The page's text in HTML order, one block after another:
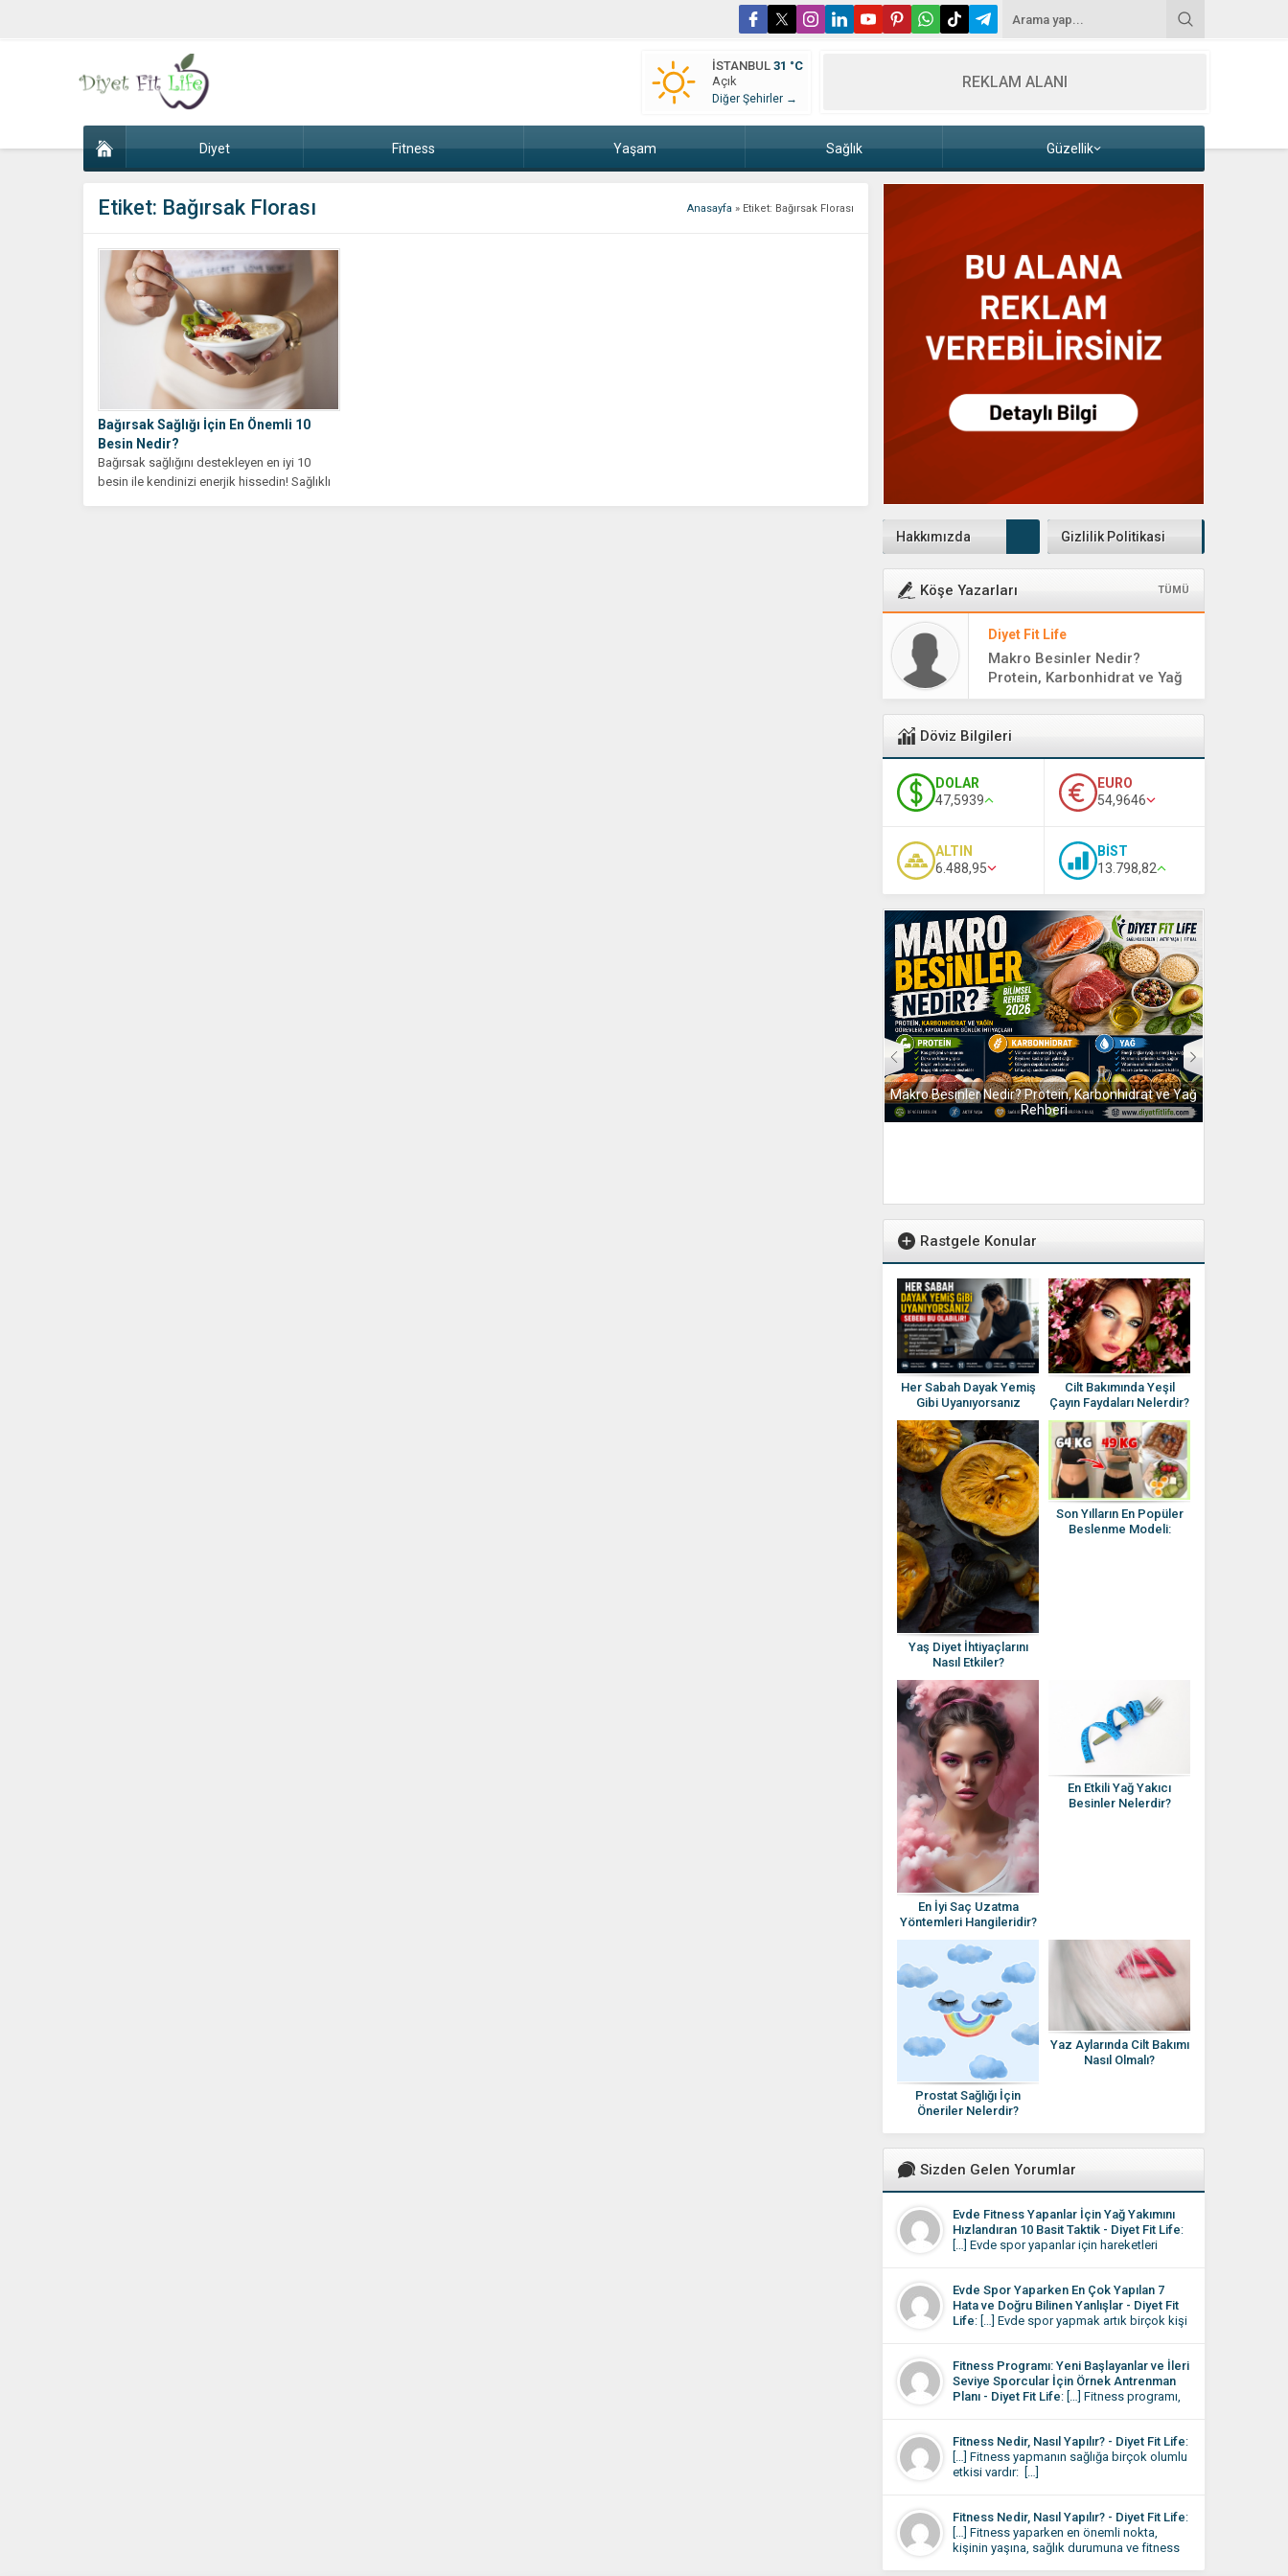
İSTANBUL 31 °C
Açık
Diğer Şehirler →
REKLAM ALANI
Diyet Fitness Yaşam Sağlık Güzellik
Anasayfa » Etiket: Bağırsak Florası
Etiket: Bağırsak Florası
Bağırsak Sağlığı İçin En Önemli 10
Besin Nedir?
Bağırsak sağlığını destekleyen en iyi 10
besin ile kendinizi enerjik hissedin! Sağlıklı
Hakkımızda Gizlilik Politikasi
Köşe Yazarları TÜMÜ
Diyet Fit Life
Makro Besinler Nedir?
Protein, Karbonhidrat ve Yağ
Rehberi
Döviz Bilgileri
DOLAR
47,5939
EURO
54,9646
ALTIN
6.488,95
BİST
13.798,82
Makro Besinler Nedir? Protein, Karbonhidrat ve Yağ
Rehberi
Rastgele Konular
Her Sabah Dayak Yemiş
Gibi Uyanıyorsanız
Sebebi Bu Olabilir!
Vücudunuzun Göz Ardı
Etmemeniz Gereken
Sessiz Sinyalleri
Cilt Bakımında Yeşil
Çayın Faydaları Nelerdir?
Yaş Diyet İhtiyaçlarını
Nasıl Etkiler?
Son Yılların En Popüler
Beslenme Modeli:
En İyi Saç Uzatma
Yöntemleri Hangileridir?
En Etkili Yağ Yakıcı
Besinler Nelerdir?
Prostat Sağlığı İçin
Öneriler Nelerdir?
Yaz Aylarında Cilt Bakımı
Nasıl Olmalı?
Sizden Gelen Yorumlar
Evde Fitness Yapanlar İçin Yağ Yakımını
Hızlandıran 10 Basit Taktik - Diyet Fit Life:
[…] Evde spor yapanlar için hareketleri
düşüren en önemli etkendir. Aslında
burada sorun çoğu zaman eksik çalışmak
değil, bazı küçük detayların gözden
Evde Spor Yaparken En Çok Yapılan 7
Hata ve Doğru Bilinen Yanlışlar - Diyet Fit
Life: […] Evde spor yapmak artık birçok kişi
evinde daha rahat eden kişiler, çözümü
kendi programını oluşturmada buluyor.
Evde spor rutini oturduktan sonra bile
Fitness Programı: Yeni Başlayanlar ve İleri
Seviye Sporcular İçin Örnek Antrenman
Planı - Diyet Fit Life: […] Fitness programı,
Kas kütlesini artırmak, kilo vermek,
dayanıklılığı yükseltmek veya genel sağlığı
iyileştirmek için farklı egzersiz planları
sporcular için örnek antrenman planları yer
almaktadır. […]
Fitness Nedir, Nasıl Yapılır? - Diyet Fit Life:
[…] Fitness yapmanın sağlığa birçok olumlu
etkisi vardır: […]
Fitness Nedir, Nasıl Yapılır? - Diyet Fit Life:
[…] Fitness yaparken en önemli nokta,
kişinin yaşına, sağlık durumuna ve fitness